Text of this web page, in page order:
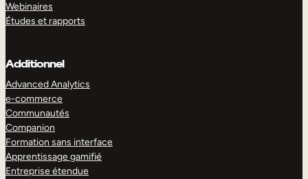
Webinaires
Études et rapports
Additionnel
Advanced Analytics
e-commerce
Communautés
Companion
Formation sans interface
Apprentissage gamifié
Entreprise étendue